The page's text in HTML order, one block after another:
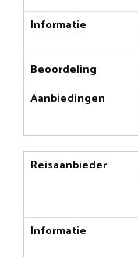
Informatie
Beoordeling
Aanbiedingen
Reisaanbieder
Informatie